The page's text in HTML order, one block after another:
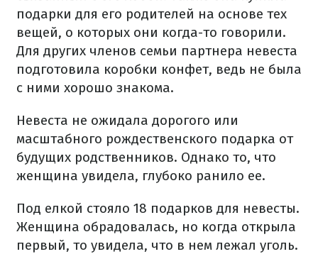
подарки для его родителей на основе тех
вещей, о которых они когда-то говорили.
Для других членов семьи партнера невеста
подготовила коробки конфет, ведь не была
с ними хорошо знакома.
Невеста не ожидала дорогого или
масштабного рождественского подарка от
будущих родственников. Однако то, что
женщина увидела, глубоко ранило ее.
Под елкой стояло 18 подарков для невесты.
Женщина обрадовалась, но когда открыла
первый, то увидела, что в нем лежал уголь.